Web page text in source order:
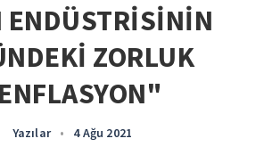
ENDÜSTRİSİNİN
ZORLUK
Yazılar • 4 Ağu 2021